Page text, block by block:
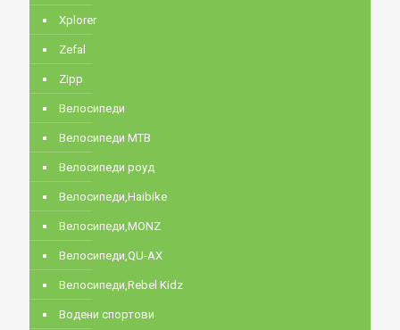
Xplorer
Zefal
Zipp
Велосипеди
Велосипеди MTB
Велосипеди роуд
Велосипеди,Haibike
Велосипеди,MONZ
Велосипеди,QU-AX
Велосипеди,Rebel Kidz
Водени спортови